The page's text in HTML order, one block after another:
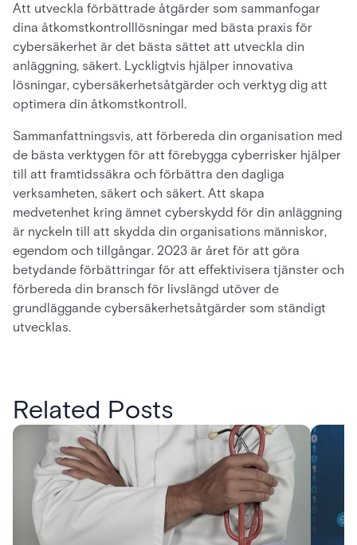
Att utveckla förbättrade åtgärder som sammanfogar
dina åtkomstkontrolllösningar med bästa praxis för
cybersäkerhet är det bästa sättet att utveckla din
anläggning, säkert. Lyckligtvis hjälper innovativa
lösningar, cybersäkerhetsåtgärder och verktyg dig att
optimera din åtkomstkontroll.
Sammanfattningsvis, att förbereda din organisation med
de bästa verktygen för att förebygga cyberrisker hjälper
till att framtidssäkra och förbättra den dagliga
verksamheten, säkert och säkert. Att skapa
medvetenhet kring ämnet cyberskydd för din anläggning
är nyckeln till att skydda din organisations människor,
egendom och tillgångar. 2023 är året för att göra
betydande förbättringar för att effektivisera tjänster och
förbereda din bransch för livslängd utöver de
grundläggande cybersäkerhetsåtgärder som ständigt
utvecklas.
Related Posts